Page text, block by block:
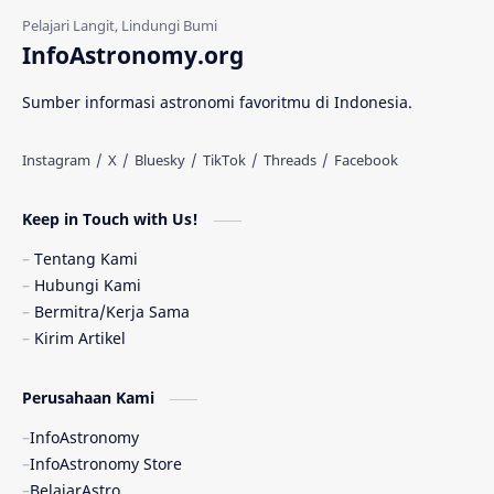
Gerhana Matahari
Quasar
Ulasan
Gelombang Gravitasi
Kerdil Putih LAPAN
InfoAstronomy.org
Sumber informasi astronomi favoritmu di Indonesia.
Keep in Touch with Us!
Tentang Kami
Hubungi Kami
Bermitra/Kerja Sama
Kirim Artikel
Perusahaan Kami
InfoAstronomy
InfoAstronomy Store